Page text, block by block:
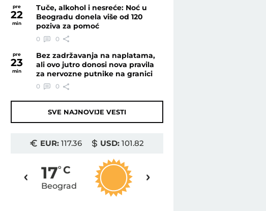
pre
22
min
Tuče, alkohol i nesreće: Noć u
Beogradu donela više od 120
poziva za pomoć
0 0
pre
23
min
Bez zadržavanja na naplatama,
ali ovo jutro donosi nova pravila
za nervozne putnike na granici
0 0
SVE NAJNOVIJE VESTI
EUR:117.36 USD: 101.82
17o C
Beograd